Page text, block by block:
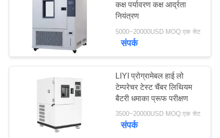
PRIVACY
POLICY
कक्ष पर्यावरण कक्ष आर्द्रता
नियंत्रण
5000~20000USD MOQ:एक सेट
संपर्क
LIYI प्रोग्रामेबल हाई लो
टेम्परेचर टेस्ट चैंबर लिथियम
बैटरी धमाका प्रूफ परीक्षण
3500~20000USD MOQ:एक सेट
संपर्क